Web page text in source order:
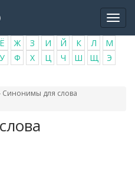
Ё Ж З И Й К Л
М
У Ф Х Ц Ч Ш Щ
Э
Синонимы для слова